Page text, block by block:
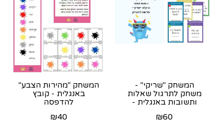
המשחק "שריקי" -
משחק לתרגול שאלות
ותשובות באנגלית -
₪60
המשחק "מהירות הצבע"
באנגלית - קובץ
להדפסה
₪40